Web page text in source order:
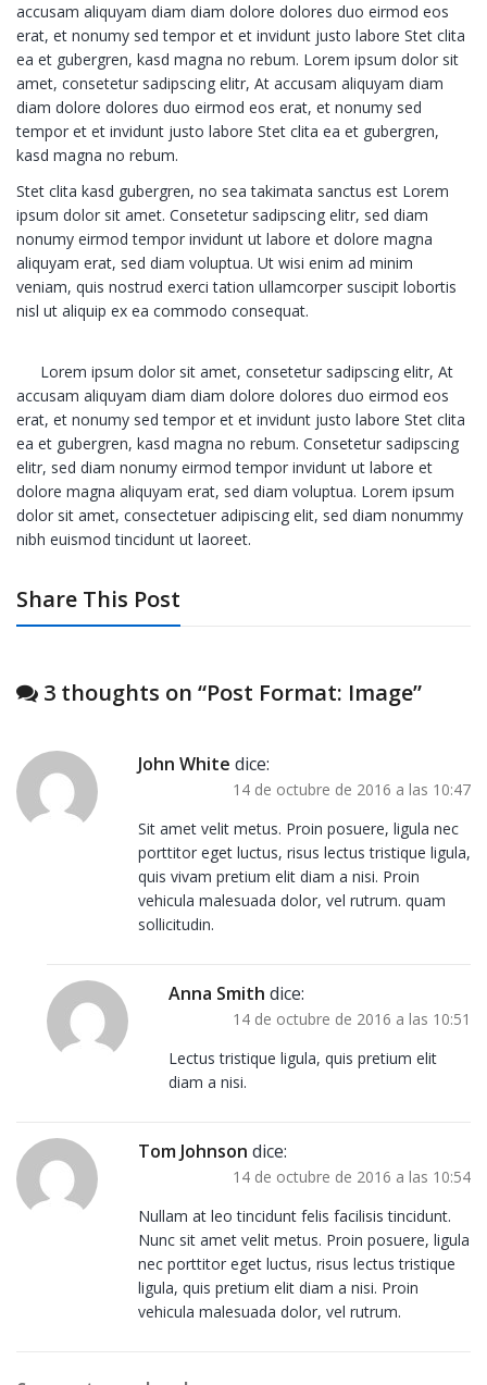
accusam aliquyam diam diam dolore dolores duo eirmod eos
erat, et nonumy sed tempor et et invidunt justo labore Stet clita
ea et gubergren, kasd magna no rebum. Lorem ipsum dolor sit
amet, consetetur sadipscing elitr, At accusam aliquyam diam
diam dolore dolores duo eirmod eos erat, et nonumy sed
tempor et et invidunt justo labore Stet clita ea et gubergren,
kasd magna no rebum.
Stet clita kasd gubergren, no sea takimata sanctus est Lorem
ipsum dolor sit amet. Consetetur sadipscing elitr, sed diam
nonumy eirmod tempor invidunt ut labore et dolore magna
aliquyam erat, sed diam voluptua. Ut wisi enim ad minim
veniam, quis nostrud exerci tation ullamcorper suscipit lobortis
nisl ut aliquip ex ea commodo consequat.
Lorem ipsum dolor sit amet, consetetur sadipscing elitr, At
accusam aliquyam diam diam dolore dolores duo eirmod eos
erat, et nonumy sed tempor et et invidunt justo labore Stet clita
ea et gubergren, kasd magna no rebum. Consetetur sadipscing
elitr, sed diam nonumy eirmod tempor invidunt ut labore et
dolore magna aliquyam erat, sed diam voluptua. Lorem ipsum
dolor sit amet, consectetuer adipiscing elit, sed diam nonummy
nibh euismod tincidunt ut laoreet.
Share This Post
3 thoughts on “Post Format: Image”
John White dice:
14 de octubre de 2016 a las 10:47
Sit amet velit metus. Proin posuere, ligula nec
porttitor eget luctus, risus lectus tristique ligula,
quis vivam pretium elit diam a nisi. Proin
vehicula malesuada dolor, vel rutrum. quam
sollicitudin.
Anna Smith dice:
14 de octubre de 2016 a las 10:51
Lectus tristique ligula, quis pretium elit
diam a nisi.
Tom Johnson dice:
14 de octubre de 2016 a las 10:54
Nullam at leo tincidunt felis facilisis tincidunt.
Nunc sit amet velit metus. Proin posuere, ligula
nec porttitor eget luctus, risus lectus tristique
ligula, quis pretium elit diam a nisi. Proin
vehicula malesuada dolor, vel rutrum.